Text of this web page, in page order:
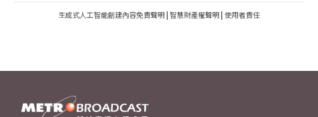
生成式人工智能創建內容免責聲明 | 智慧財產權聲明 | 使用者責任